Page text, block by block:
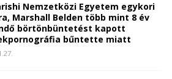
Nemzetközi Egyetem egykori
Marshall Belden több mint 8 év
börtönbüntetést kapott
bűntette miatt